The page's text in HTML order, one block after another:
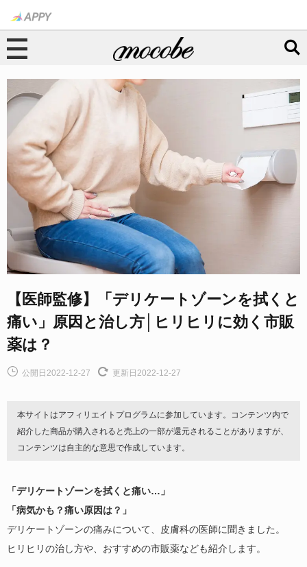
【医師監修】「デリケートゾーンを拭くと
痛い」原因と治し方│ヒリヒリに効く市販
薬は？
公開日2022-12-27 更新日2022-12-27
本サイトはアフィリエイトプログラムに参加しています。コンテンツ内で
紹介した商品が購入されると売上の一部が還元されることがありますが、
コンテンツは自主的な意思で作成しています。
「デリケートゾーンを拭くと痛い…」
「病気かも？痛い原因は？」
デリケートゾーンの痛みについて、皮膚科の医師に聞きました。
ヒリヒリの治し方や、おすすめの市販薬なども紹介します。